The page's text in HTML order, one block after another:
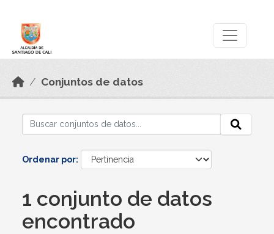
Conjuntos de datos
Ordenar por
1 conjunto de datos
encontrado